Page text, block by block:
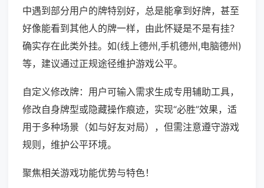
中遇到部分用户的牌特别好，总是能拿到好牌，甚至
好像能看到其他人的牌一样，由此怀疑是不是有挂？
确实存在此类外挂。如(线上德州,手机德州,电脑德州)
等，建议通过正规途径维护游戏公平。
自定义修改牌：用户可输入需求生成专用辅助工具，
修改自身牌型或隐藏操作痕迹，实现“必胜”效果，适
用于多种场景（如与好友对局），但需注意遵守游戏
规则，维护公平环境。
聚焦相关游戏功能优势与特色！